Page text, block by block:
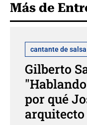
Más de
cantante de salsa
Gilberto
por qué